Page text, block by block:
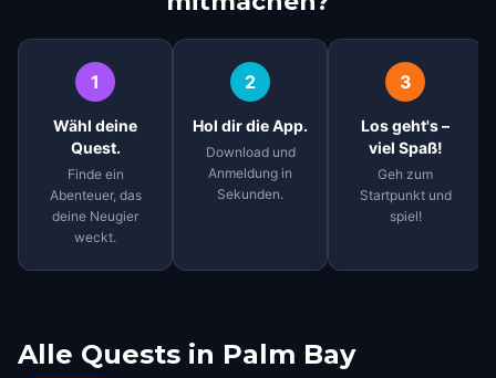
1
Wähl deine
Quest.
Finde ein
Abenteuer, das
deine Neugier
weckt.
2
Hol dir die App.
Download und
Anmeldung in
Sekunden.
3
Los geht's –
viel Spaß!
Geh zum
Startpunkt und
spiel!
Alle Quests in Palm Bay